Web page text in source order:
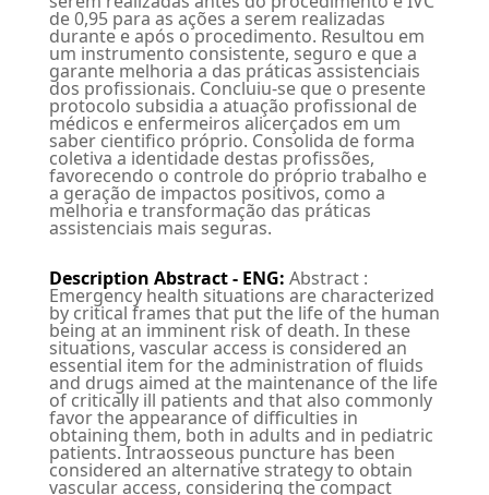
de 0,95 para as ações a serem realizadas
durante e após o procedimento. Resultou em
um instrumento consistente, seguro e que a
garante melhoria a das práticas assistenciais
dos profissionais. Concluiu-se que o presente
protocolo subsidia a atuação profissional de
médicos e enfermeiros alicerçados em um
saber cientifico próprio. Consolida de forma
coletiva a identidade destas profissões,
favorecendo o controle do próprio trabalho e
a geração de impactos positivos, como a
melhoria e transformação das práticas
assistenciais mais seguras.
Description Abstract - ENG: Abstract :
Emergency health situations are characterized
by critical frames that put the life of the human
being at an imminent risk of death. In these
situations, vascular access is considered an
essential item for the administration of fluids
and drugs aimed at the maintenance of the life
of critically ill patients and that also commonly
favor the appearance of difficulties in
obtaining them, both in adults and in pediatric
patients. Intraosseous puncture has been
considered an alternative strategy to obtain
vascular access, considering the compact